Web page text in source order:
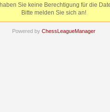
Sie keine Berechtigung für die
Bitte melden Sie sich an!
Powered by ChessLeagueManager